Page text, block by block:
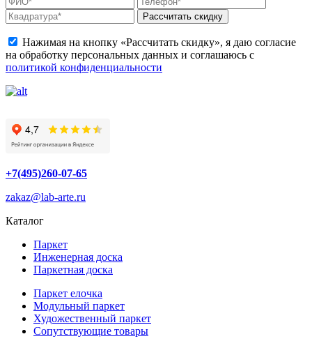
Рассчитать скидку
Нажимая на кнопку «Рассчитать скидку», я даю согласие
на обработку персональных данных и соглашаюсь с
политикой конфиденциальности
+7(495)260-07-65
zakaz@lab-arte.ru
Каталог
Паркет
Инженерная доска
Паркетная доска
Паркет елочка
Модульный паркет
Художественный паркет
Сопутствующие товары